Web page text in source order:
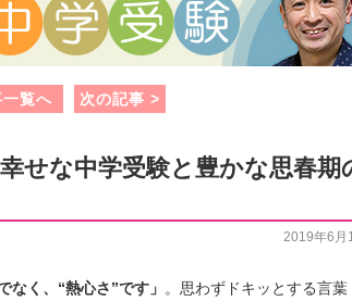
覧へ 次の記事 >
せな中学受験と豊かな思春期
2019年6月
なく、“熱心さ”です」 。思わずドキッとする言葉